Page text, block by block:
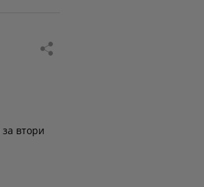
втори